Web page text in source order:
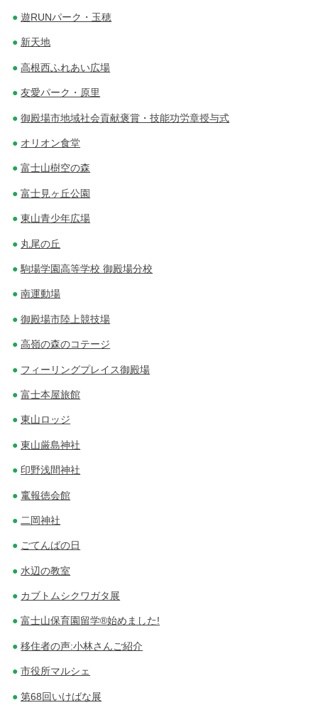
遊RUNパーク・玉穂
新天地
高根西ふれあい広場
友愛パーク・原里
御殿場市地域社会貢献褒賞・技能功労章授与式
オリオン食堂
富士山樹空の森
富士見ヶ丘公園
東山青少年広場
丸尾の丘
駒場学園高等学校 御殿場分校
南運動場
御殿場市陸上競技場
高嶺の森のコテージ
フィーリングプレイス御殿場
富士本屋旅館
東山ロッジ
東山厳島神社
印野浅間神社
竃報徳会館
二岡神社
ごてんばの日
水辺の教室
カブトムシクワガタ展
富士山保育園留学®始めました!
移住者の声:小林さんご紹介
市役所マルシェ
第68回いけばな展